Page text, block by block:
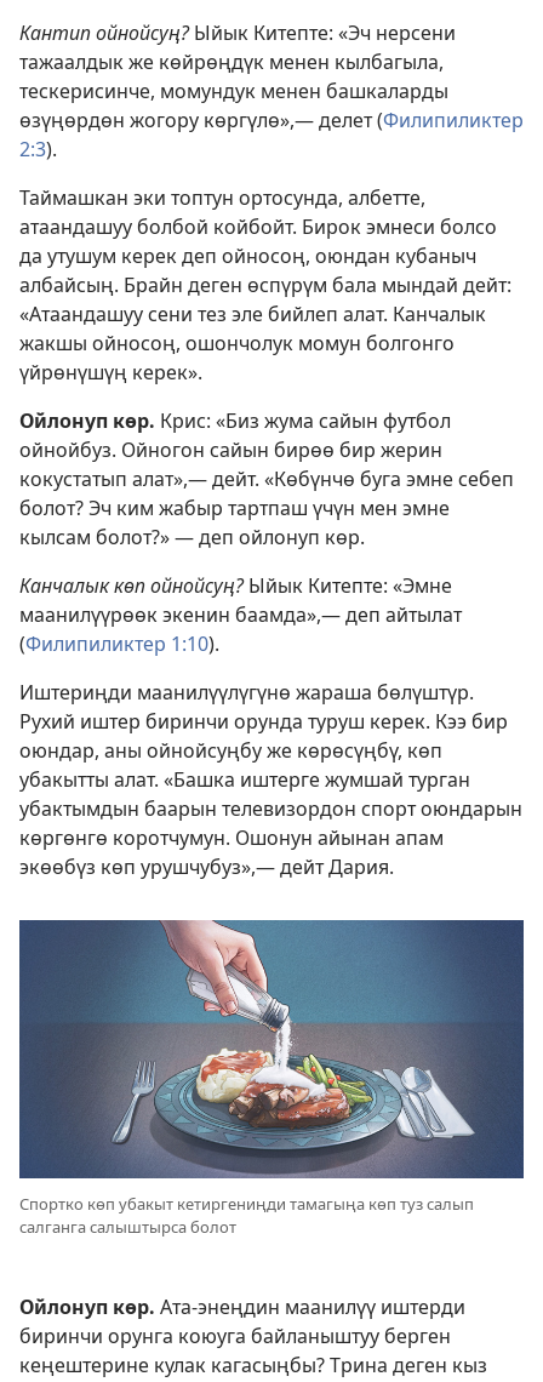
Кантип ойнойсуң?Ыйык Китепте: «Эч нерсени
тажаалдык же көйрөңдүк менен кылбагыла,
тескерисинче, момундук менен башкаларды
өзүңөрдөн жогору көргүлө»,— делет (Филипиликтер
2:3).
Таймашкан эки топтун ортосунда, албетте,
атаандашуу болбой койбойт. Бирок эмнеси болсо
да утушум керек деп ойносоң, оюндан кубаныч
албайсың. Брайн деген өспүрүм бала мындай дейт:
«Атаандашуу сени тез эле бийлеп алат. Канчалык
жакшы ойносоң, ошончолук момун болгонго
үйрөнүшүң керек».
Ойлонуп көр. Крис: «Биз жума сайын футбол
ойнойбуз. Ойногон сайын бирөө бир жерин
кокустатып алат»,— дейт. «Көбүнчө буга эмне себеп
болот? Эч ким жабыр тартпаш үчүн мен эмне
кылсам болот?» — деп ойлонуп көр.
Канчалык көп ойнойсуң?Ыйык Китепте: «Эмне
маанилүүрөөк экенин баамда»,— деп айтылат
(Филипиликтер 1:10).
Иштериңди маанилүүлүгүнө жараша бөлүштүр.
Рухий иштер биринчи орунда туруш керек. Кээ бир
оюндар, аны ойнойсуңбу же көрөсүңбү, көп
убакытты алат. «Башка иштерге жумшай турган
убактымдын баарын телевизордон спорт оюндарын
көргөнгө коротчумун. Ошонун айынан апам
экөөбүз көп урушчубуз»,— дейт Дария.
Спортко көп убакыт кетиргениңди тамагыңа көп туз салып
салганга салыштырса болот
Ойлонуп көр. Ата-энеңдин маанилүү иштерди
биринчи орунга коюуга байланыштуу берген
кеңештерине кулак кагасыңбы? Трина деген кыз